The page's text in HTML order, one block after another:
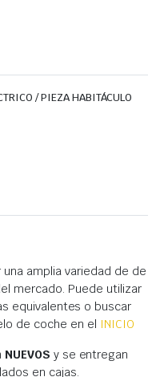
/ PIEZA HABITÁCULO
amplia variedad de de
mercado. Puede utilizar
equivalentes o buscar
de coche en el INICIO
NUEVOS y se entregan
en cajas.